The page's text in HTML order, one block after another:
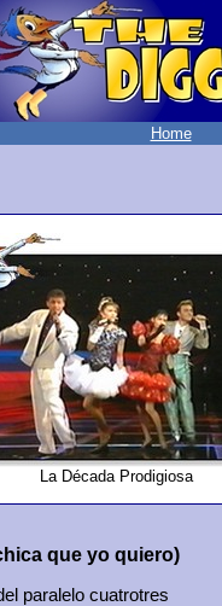
Home
La Década Prodigiosa
que yo quiero)
paralelo cuatrotres